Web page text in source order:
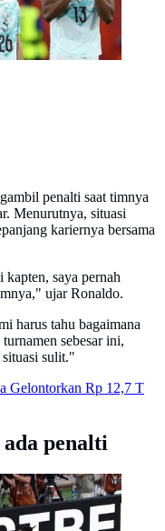
penalti saat timnya
Menurutnya, situasi
kariernya bersama
kapten, saya pernah
ujar Ronaldo.
harus tahu bagaimana
sebesar ini,
situasi sulit."
Gelontorkan Rp 12,7 T
penalti